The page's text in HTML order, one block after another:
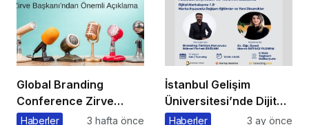
Global Branding
Conference Zirve
Başkanı’ndan Önemli
Haberler 3 hafta önce
İstanbul Gelişim
Üniversitesi’nde Dijital
Markalaşma 1.0
Haberler 3 ay önce